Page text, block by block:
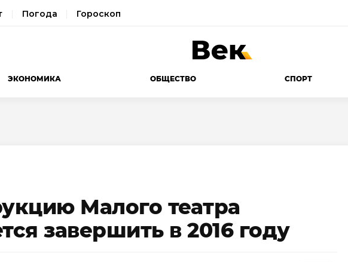
Погода Гороскоп
ЭКОНОМИКА ОБЩЕСТВО СПОРТ
Малого театра
завершить в 2016 году